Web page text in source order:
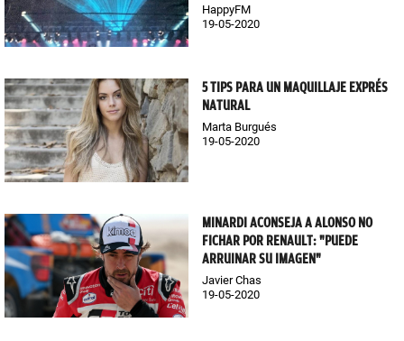
HappyFM
19-05-2020
5 TIPS PARA UN MAQUILLAJE EXPRÉS
NATURAL
Marta Burgués
19-05-2020
MINARDI ACONSEJA A ALONSO NO
FICHAR POR RENAULT: "PUEDE
ARRUINAR SU IMAGEN"
Javier Chas
19-05-2020